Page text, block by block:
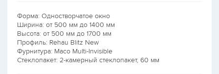
Форма: Одностворчатое окно
Ширина: от 500 мм до 1400 мм
Высота: от 500 мм до 1700 мм
Профиль: Rehau Blitz New
Фурнитура: Maco Multi-Invisible
Стеклопакет: 2-камерный стеклопакет, 60 мм